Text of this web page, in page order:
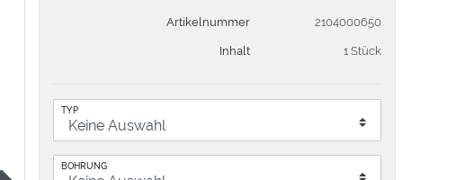
Artikelnummer 2104000650
Inhalt 1 Stück
TYP
BOHRUNG